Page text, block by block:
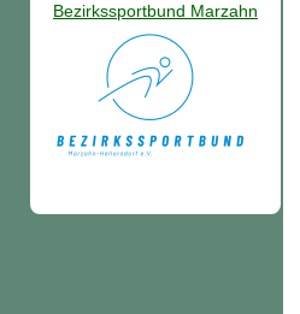
Bezirkssportbund Marzahn